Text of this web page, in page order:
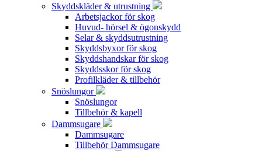
Skyddskläder & utrustning
Arbetsjackor för skog
Huvud- hörsel & ögonskydd
Selar & skyddsutrustning
Skyddsbyxor för skog
Skyddshandskar för skog
Skyddsskor för skog
Profilkläder & tillbehör
Snöslungor
Snöslungor
Tillbehör & kapell
Dammsugare
Dammsugare
Tillbehör Dammsugare